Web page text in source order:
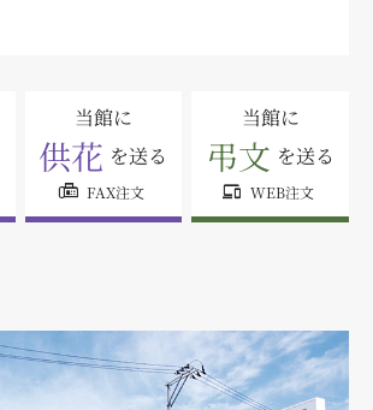
当館に
供花 を送る
fax FAX注文
当館に
弔文 を送る
devices WEB注文